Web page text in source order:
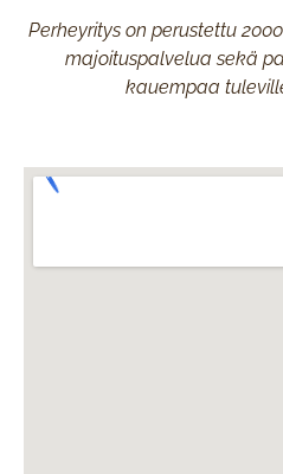
Perheyritys on perustettu
majoituspalvelua sekä
kauempaa